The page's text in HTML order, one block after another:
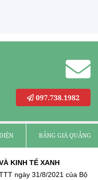
097.738.1982
BẢNG GIÁ QUẢNG
KINH TẾ XANH
ngày 31/8/2021 của Bộ